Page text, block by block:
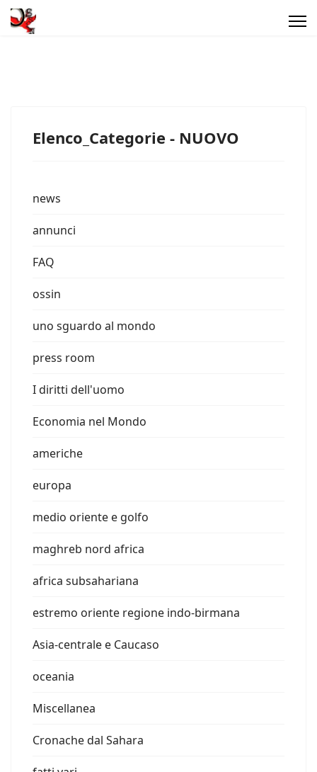
Elenco_Categorie - NUOVO
news
annunci
FAQ
ossin
uno sguardo al mondo
press room
I diritti dell'uomo
Economia nel Mondo
americhe
europa
medio oriente e golfo
maghreb nord africa
africa subsahariana
estremo oriente regione indo-birmana
Asia-centrale e Caucaso
oceania
Miscellanea
Cronache dal Sahara